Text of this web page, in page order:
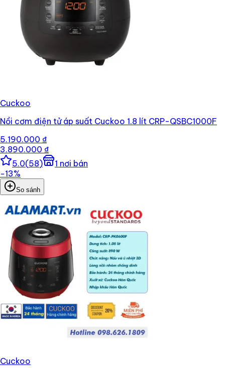
Cuckoo
Nồi cơm điện tử áp suất Cuckoo 1.8 lít CRP-QSBC1000F
5.190.000 ₫
3.890.000 ₫
5.0(58) 1 nơi bán
−13%
So sánh
Cuckoo